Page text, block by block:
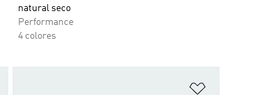
natural seco
Performance
4 colores